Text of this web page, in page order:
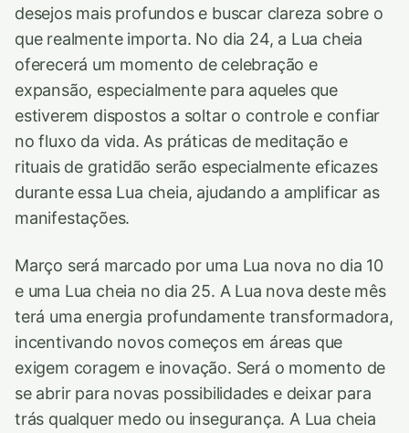
desejos mais profundos e buscar clareza sobre o
que realmente importa. No dia 24, a Lua cheia
oferecerá um momento de celebração e
expansão, especialmente para aqueles que
estiverem dispostos a soltar o controle e confiar
no fluxo da vida. As práticas de meditação e
rituais de gratidão serão especialmente eficazes
durante essa Lua cheia, ajudando a amplificar as
manifestações.
Março será marcado por uma Lua nova no dia 10
e uma Lua cheia no dia 25. A Lua nova deste mês
terá uma energia profundamente transformadora,
incentivando novos começos em áreas que
exigem coragem e inovação. Será o momento de
se abrir para novas possibilidades e deixar para
trás qualquer medo ou insegurança. A Lua cheia